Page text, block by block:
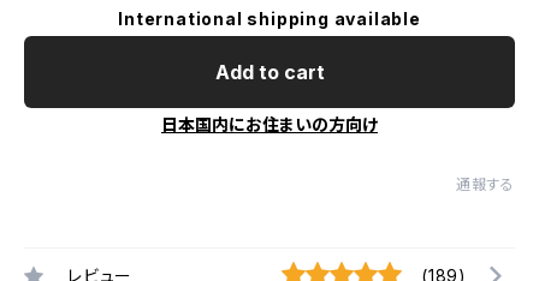
International shipping available
Add to cart
日本国内にお住まいの方向け
通報する
レビュー (189)